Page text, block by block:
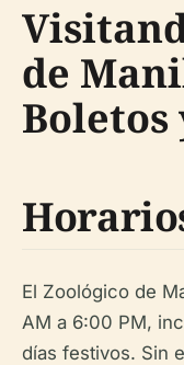
de
Boletos
El Zoológico de
AM a 6:00 PM,
días festivos. Sin